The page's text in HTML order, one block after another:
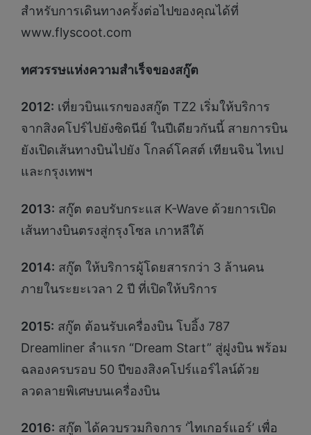
สำหรับการเดินทางครั้งต่อไปของคุณได้ที่
www.flyscoot.com
ทศวรรษแห่งความสำเร็จของสกู๊ต
2012: เที่ยวบินแรกของสกู๊ต TZ2 เริ่มให้บริการ
จากสิงคโปร์ไปยังซิดนีย์ ในปีเดียวกันนี้ สายการบิน
ยังเปิดเส้นทางบินไปยัง โกลด์โคสต์ เทียนจิน ไทเป
และกรุงเทพฯ
2013: สกู๊ต ตอบรับกระแส K-Wave ด้วยการเปิด
เส้นทางบินตรงสู่กรุงโซล เกาหลีใต้
2014: สกู๊ต ให้บริการผู้โดยสารกว่า 3 ล้านคน
ภายในระยะเวลา 2 ปี ที่เปิดให้บริการ
2015: สกู๊ต ต้อนรับเครื่องบิน โบอิ้ง 787
Dreamliner ลำแรก “Dream Start” สู่ฝูงบิน พร้อม
ฉลองครบรอบ 50 ปีของสิงคโปร์แอร์ไลน์ด้วย
ลวดลายพิเศษบนเครื่องบิน
2016: สกู๊ต ได้ควบรวมกิจการ ‘ไทเกอร์แอร์’ เพื่อ